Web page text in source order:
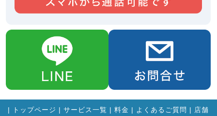
| トップページ | サービス一覧 | 料金 | よくあるご質問 | 店舗